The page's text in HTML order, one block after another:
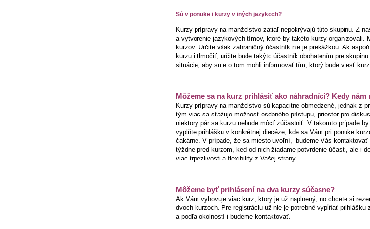
Sú v ponuke i kurzy v iných jazykoch?
Kurzy prípravy na manželstvo zatiaľ nepokrývajú túto skupinu. Z
a vytvorenie jazykových tímov, ktoré by takéto kurzy organizovali.
kurzov. Určite však zahraničný účastník nie je prekážkou. Ak
kurzu i tlmočiť, určite bude takýto účastník obohatením pre
situácie, aby sme o tom mohli informovať tím, ktorý bude viesť kurz.
Môžeme sa na kurz prihlásiť ako náhradníci? Kedy
Kurzy prípravy na manželstvo sú kapacitne obmedzené, jednak z
tým viac sa sťažuje možnosť osobného prístupu, priestor pre
niektorý pár sa kurzu nebude môcť zúčastniť. V takomto prípade
vyplňte prihlášku v konkrétnej diecéze, kde sa Vám pri ponuke
čakárne. V prípade, že sa miesto uvoľní, budeme Vás
týždne pred kurzom, keď od nich žiadame potvrdenie účasti, ale i
viac trpezlivosti a flexibility z Vašej strany.
Môžeme byť prihlásení na dva kurzy súčasne?
Ak Vám vyhovuje viac kurz, ktorý je už naplnený, no chcete si
dvoch kurzoch. Pre registráciu už nie je potrebné vypĺňať prihlášku
a podľa okolností i budeme kontaktovať.